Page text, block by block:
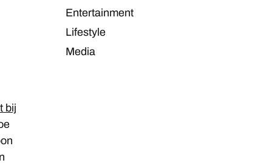
bij
Entertainment
Lifestyle
Media